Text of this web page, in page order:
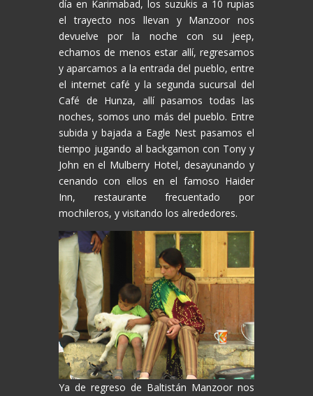
día en Karimabad, los suzukis a 10 rupias
el trayecto nos llevan y Manzoor nos
devuelve por la noche con su jeep,
echamos de menos estar allí, regresamos
y aparcamos a la entrada del pueblo, entre
el internet café y la segunda sucursal del
Café de Hunza, allí pasamos todas las
noches, somos uno más del pueblo. Entre
subida y bajada a Eagle Nest pasamos el
tiempo jugando al backgamon con Tony y
John en el Mulberry Hotel, desayunando y
cenando con ellos en el famoso Haider
Inn, restaurante frecuentado por
mochileros, y visitando los alrededores.
Ya de regreso de Baltistán Manzoor nos